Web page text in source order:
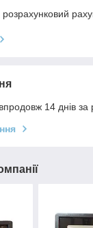
розрахунковий
14 днів за